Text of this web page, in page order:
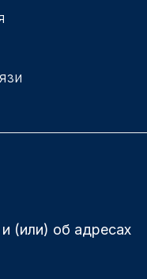
(или) об адресах